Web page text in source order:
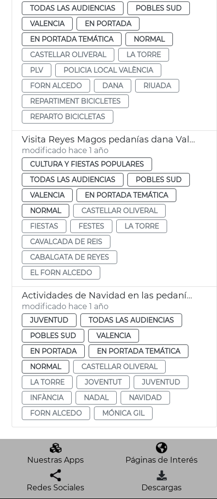
TODAS LAS AUDIENCIAS
POBLES SUD
VALENCIA
EN PORTADA
EN PORTADA TEMÁTICA
NORMAL
CASTELLAR OLIVERAL
LA TORRE
PLV
POLICIA LOCAL VALÈNCIA
FORN ALCEDO
DANA
RIUADA
REPARTIMENT BICICLETES
REPARTO BICICLETAS
Visita Reyes Magos pedanías dana València
modificado hace 1 año
CULTURA Y FIESTAS POPULARES
TODAS LAS AUDIENCIAS
POBLES SUD
VALENCIA
EN PORTADA TEMÁTICA
NORMAL
CASTELLAR OLIVERAL
FIESTAS
FESTES
LA TORRE
CAVALCADA DE REIS
CABALGATA DE REYES
EL FORN ALCEDO
Actividades de Navidad en las pedanías afectadas por la dana
modificado hace 1 año
JUVENTUD
TODAS LAS AUDIENCIAS
POBLES SUD
VALENCIA
EN PORTADA
EN PORTADA TEMÁTICA
NORMAL
CASTELLAR OLIVERAL
LA TORRE
JOVENTUT
JUVENTUD
INFÀNCIA
NADAL
NAVIDAD
FORN ALCEDO
MÓNICA GIL
Nuestras Apps Páginas de Interés
Redes Sociales Descargas